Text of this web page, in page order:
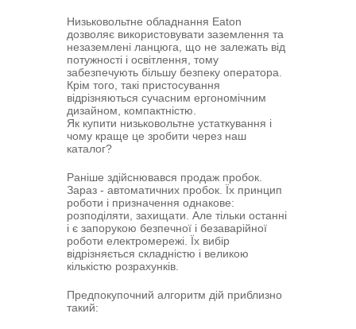
Низьковольтне обладнання Eaton
дозволяє використовувати заземлення та
незаземлені ланцюга, що не залежать від
потужності і освітлення, тому
забезпечують більшу безпеку оператора.
Крім того, такі пристосування
відрізняються сучасним ергономічним
дизайном, компактністю.
Як купити низьковольтне устаткування і
чому краще це зробити через наш
каталог?
Раніше здійснювався продаж пробок.
Зараз - автоматичних пробок. Їх принцип
роботи і призначення однакове:
розподіляти, захищати. Але тільки останні
і є запорукою безпечної і безаварійної
роботи електромережі. Їх вибір
відрізняється складністю і великою
кількістю розрахунків.
Предпокупочний алгоритм дій приблизно
такий: